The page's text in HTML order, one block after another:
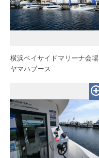
横浜ベイサイドマリーナ会場
ヤマハブース